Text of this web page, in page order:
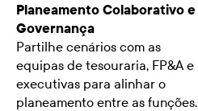
Planeamento Colaborativo e
Governança
Partilhe cenários com as
equipas de tesouraria, FP&A e
executivas para alinhar o
planeamento entre as funções.